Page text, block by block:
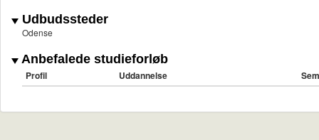
Udbudssteder
Odense
Anbefalede studieforløb
Profil Uddannelse